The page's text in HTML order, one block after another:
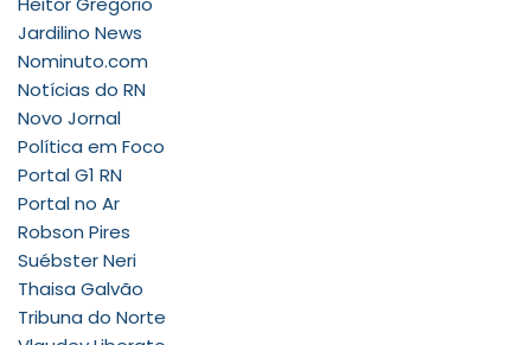
Jardilino News
Nominuto.com
Notícias do RN
Novo Jornal
Política em Foco
Portal G1 RN
Portal no Ar
Robson Pires
Suébster Neri
Thaisa Galvão
Tribuna do Norte